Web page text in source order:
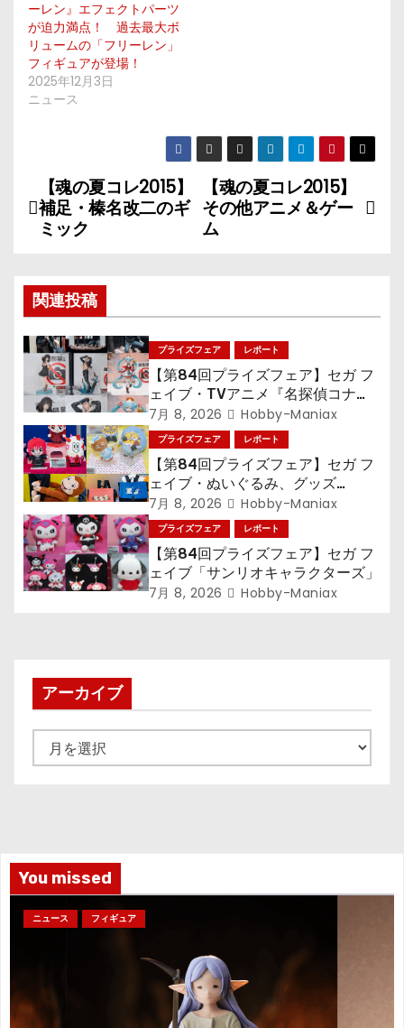
ーレン』エフェクトパーツ
が迫力満点！ 過去最大ボ
リュームの「フリーレン」
フィギュアが登場！
2025年12月3日
ニュース
投
稿
ビ
ゲ
ー
シ
ョ
ン
【魂の夏コレ2015】
その他アニメ＆ゲー
ム
【魂の夏コレ2015】
補足・榛名改二のギ
ミック
関連投稿
プライズフェア レポート
【第84回プライズフェア】セガ フ
ェイブ・TVアニメ『名探偵コナ
ン』TVアニメ『呪術廻戦』『〈物
語〉シリーズ』「初音ミク」
7月 8, 2026 Hobby-Maniax
プライズフェア レポート
【第84回プライズフェア】セガ フ
ェイブ・ぬいぐるみ、グッズ
『LiSA』『ミニオン』『おさるの
ジョージ』『ポケットモンスター』
7月 8, 2026 Hobby-Maniax
プライズフェア レポート
【第84回プライズフェア】セガ フ
ェイブ「サンリオキャラクターズ」
7月 8, 2026 Hobby-Maniax
アーカイブ
ー
You missed
ニュース フィギュア